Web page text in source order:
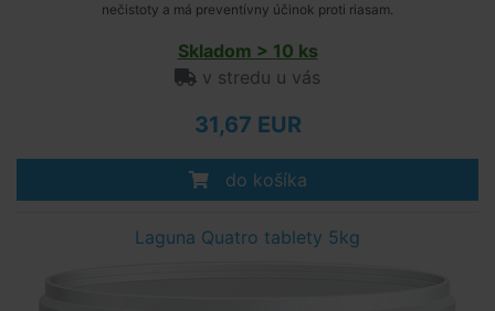
nečistoty a má preventívny účinok proti riasam.
Skladom > 10 ks
v stredu u vás
31,67 EUR
do košíka
Laguna Quatro tablety 5kg